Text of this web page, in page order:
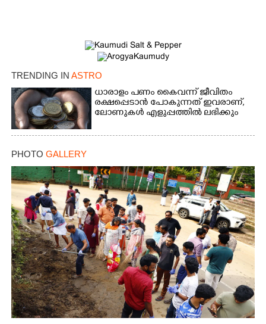
TRENDING IN ASTRO
ധാരാളം പണം കൈവന്ന് ജീവിതം
രക്ഷപ്പെടാൻ പോകുന്നത് ഇവരാണ്,
ലോണുകൾ എളുപ്പത്തിൽ ലഭിക്കും
PHOTO GALLERY